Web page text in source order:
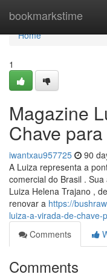
bookmarkstime
Home
Home
1
Magazine
Chave
iwantxau957725 90
A Luiza representa a
comercial do Brasil .
Luiza Helena Trajano ,
renovar a https://
luiza-a-virada-de-
Comments
Comments